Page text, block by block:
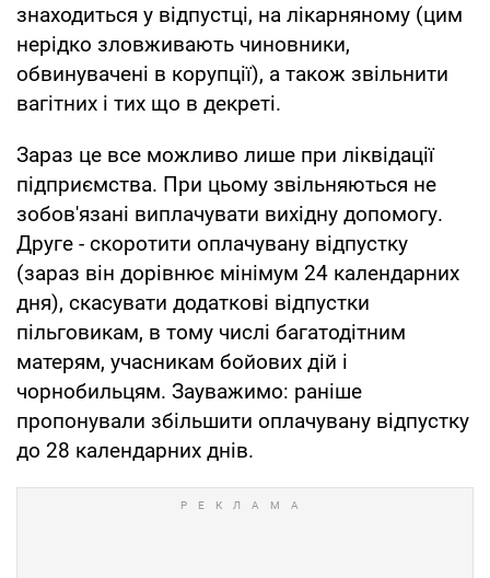
знаходиться у відпустці, на лікарняному (цим
нерідко зловживають чиновники,
обвинувачені в корупції), а також звільнити
вагітних і тих що в декреті.
Зараз це все можливо лише при ліквідації
підприємства. При цьому звільняються не
зобов'язані виплачувати вихідну допомогу.
Друге - скоротити оплачувану відпустку
(зараз він дорівнює мінімум 24 календарних
дня), скасувати додаткові відпустки
пільговикам, в тому числі багатодітним
матерям, учасникам бойових дій і
чорнобильцям. Зауважимо: раніше
пропонували збільшити оплачувану відпустку
до 28 календарних днів.